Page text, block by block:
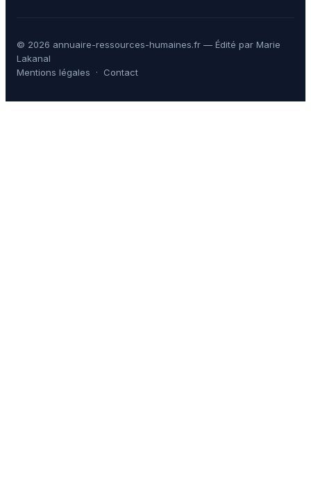
© 2026 annuaire-ressources-humaines.fr — Édité par Marie
Lakanal
Mentions légales · Contact